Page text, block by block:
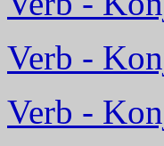
Verb -
Verb -